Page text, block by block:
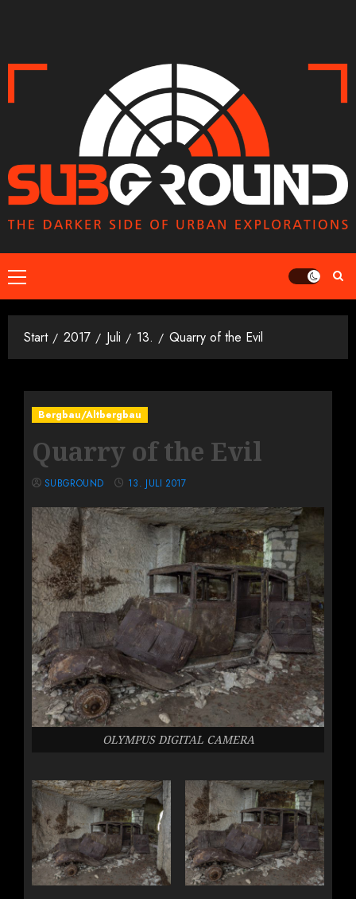
Primäres
Menü
Start 2017 Juli 13. Quarry of the Evil
Bergbau/Altbergbau
Quarry of the Evil
SUBGROUND 13. JULI 2017
OLYMPUS DIGITAL CAMERA